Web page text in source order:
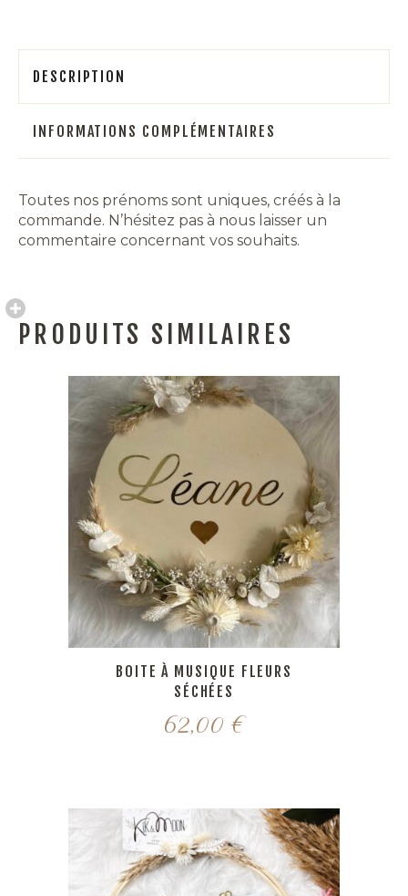
DESCRIPTION
INFORMATIONS COMPLÉMENTAIRES
Toutes nos prénoms sont uniques, créés à la
commande. N’hésitez pas à nous laisser un
commentaire concernant vos souhaits.
PRODUITS SIMILAIRES
BOITE À MUSIQUE FLEURS
SÉCHÉES
62,00 €